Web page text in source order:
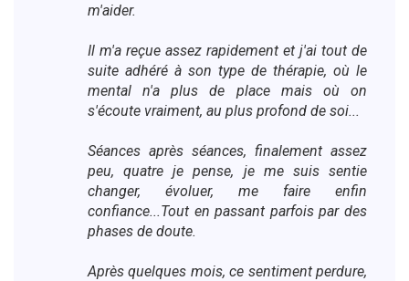
m'aider.
Il m'a reçue assez rapidement et j'ai tout de
suite adhéré à son type de thérapie, où le
mental n'a plus de place mais où on
s'écoute vraiment, au plus profond de soi...
Séances après séances, finalement assez
peu, quatre je pense, je me suis sentie
changer, évoluer, me faire enfin
confiance...Tout en passant parfois par des
phases de doute.
Après quelques mois, ce sentiment perdure,